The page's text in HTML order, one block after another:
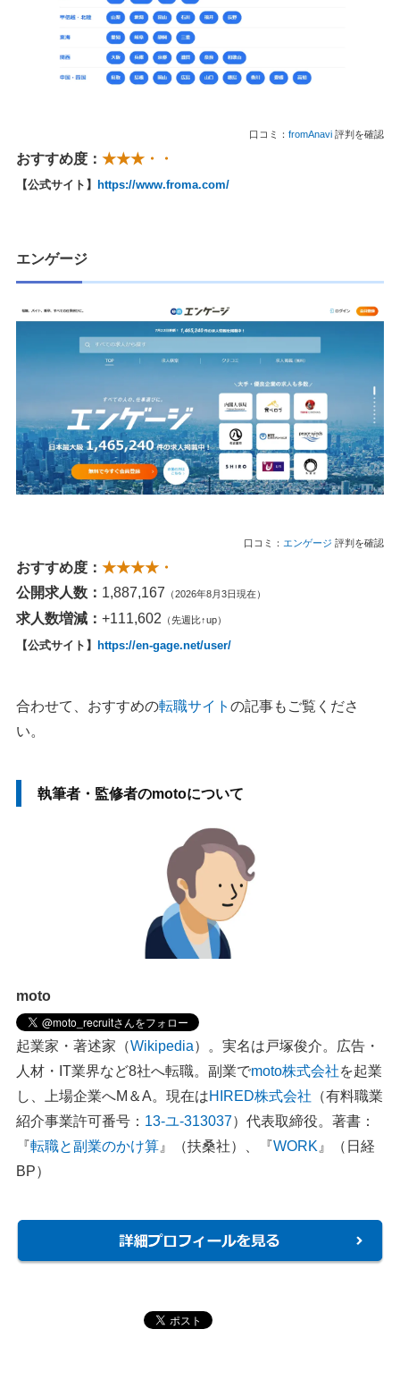
口コミ： fromAnavi 評判を確認
おすすめ度： ★★★・・
【公式サイト】 https://www.froma.com/
エンゲージ
口コミ： エンゲージ 評判を確認
おすすめ度： ★★★★・
公開求人数： 1,887,167 （2026年8月3日現在）
求人数増減： +111,602 （先週比↑up）
【公式サイト】 https://en-gage.net/user/
合わせて、おすすめの転職サイト の記事もご覧くださ
い。
執筆者・監修者のmotoについて
moto
起業家・著述家（Wikipedia）。実名は戸塚俊介。広告・
人材・IT業界など8社へ転職。副業でmoto株式会社を起業
し、上場企業へM＆A。現在はHIRED株式会社 （有料職業
紹介事業許可番号： 13-ユ-313037）代表取締役。著書：
『転職と副業のかけ算 』（扶桑社）、『WORK 』（日経
BP）